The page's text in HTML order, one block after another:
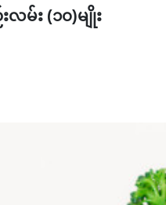
း (၁၀)မျိုး